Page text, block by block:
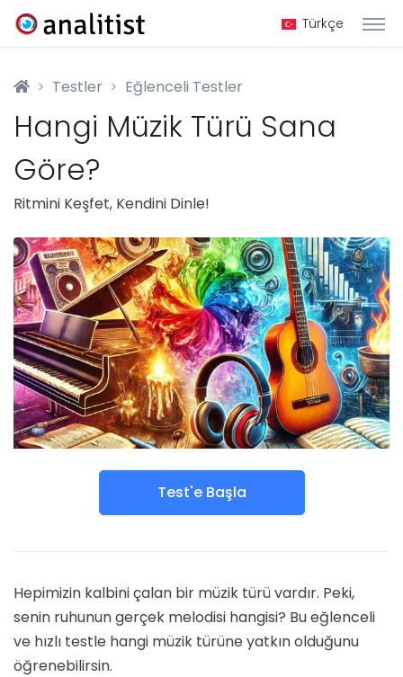
Türkçe
Testler Eğlenceli Testler
Hangi Müzik Türü Sana
Göre?
Ritmini Keşfet, Kendini Dinle!
Test'e Başla
Hepimizin kalbini çalan bir müzik türü vardır. Peki,
senin ruhunun gerçek melodisi hangisi? Bu eğlenceli
ve hızlı testle hangi müzik türüne yatkın olduğunu
öğrenebilirsin.